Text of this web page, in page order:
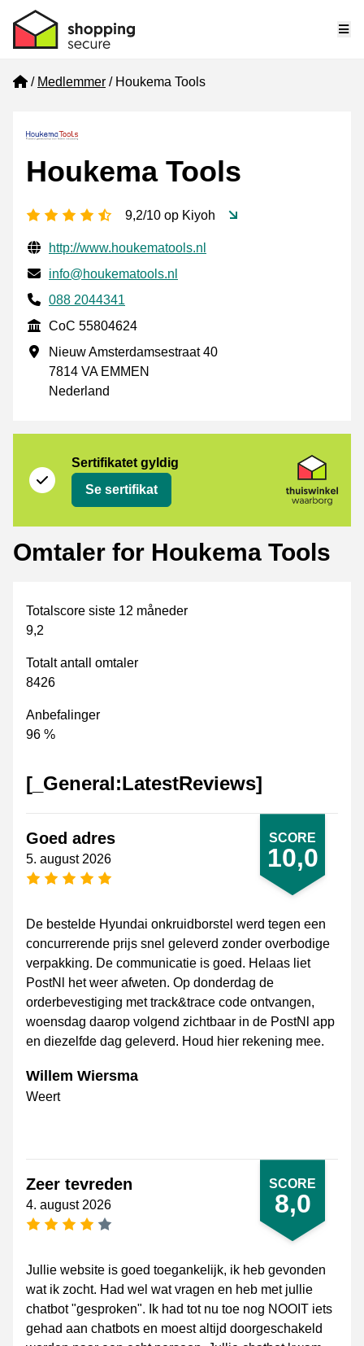
Home
Medlemmer Houkema Tools
Houkema Tools
[_General:NumberOfStarsPluralFormat]
9,2/10 op Kiyoh
Verifisert kontaktinformasjon
Website URL
http://www.houkematools.nl
E-post
info@houkematools.nl
Phone number
088 2044341
CoC
CoC 55804624
Forretningsadresse
Nieuw Amsterdamsestraat 40
7814 VA EMMEN
Nederland
Sertifikatet gyldig
Se sertifikat
Omtaler for Houkema Tools
Totalscore siste 12 måneder
9,2
Totalt antall omtaler
8426
Anbefalinger
96 %
[_General:LatestReviews]
SCORE
10,0
Goed adres
5. august 2026
[_General:NumberOfStarsPluralFormat]
De bestelde Hyundai onkruidborstel werd tegen een
concurrerende prijs snel geleverd zonder overbodige
verpakking. De communicatie is goed. Helaas liet
PostNl het weer afweten. Op donderdag de
orderbevestiging met track&trace code ontvangen,
woensdag daarop volgend zichtbaar in de PostNl app
en diezelfde dag geleverd. Houd hier rekening mee.
Willem Wiersma
Weert
SCORE
8,0
Zeer tevreden
4. august 2026
[_General:NumberOfStarsPluralFormat]
Jullie website is goed toegankelijk, ik heb gevonden
wat ik zocht. Had wel wat vragen en heb met jullie
chatbot "gesproken". Ik had tot nu toe nog NOOIT iets
gehad aan chatbots en moest altijd doorgeschakeld